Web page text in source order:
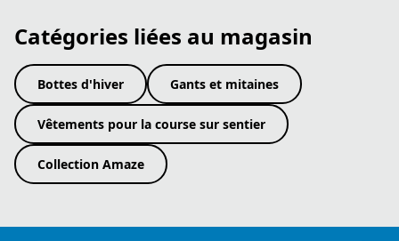
Catégories liées au magasin
Bottes d'hiver Gants et mitaines
Vêtements pour la course sur sentier
Collection Amaze